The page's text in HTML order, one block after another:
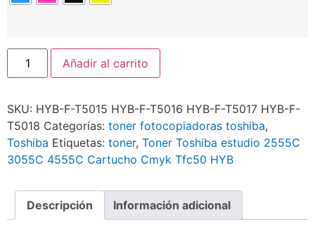
Añadir al carrito
SKU: HYB-F-T5015 HYB-F-T5016 HYB-F-T5017 HYB-F-
T5018 Categorías: toner fotocopiadoras toshiba,
Toshiba Etiquetas: toner, Toner Toshiba estudio 2555C
3055C 4555C Cartucho Cmyk Tfc50 HYB
Descripción Información adicional